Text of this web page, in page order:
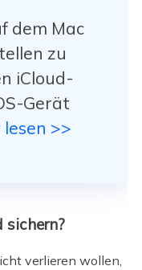
dem Mac
zu
iCloud-
Gerät
lesen >>
sichern?
verlieren wollen,